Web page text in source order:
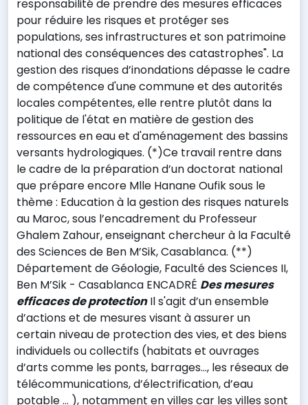
responsabilité de prendre des mesures efficaces
pour réduire les risques et protéger ses
populations, ses infrastructures et son patrimoine
national des conséquences des catastrophes". La
gestion des risques d’inondations dépasse le cadre
de compétence d'une commune et des autorités
locales compétentes, elle rentre plutôt dans la
politique de l'état en matière de gestion des
ressources en eau et d'aménagement des bassins
versants hydrologiques. (*)Ce travail rentre dans
le cadre de la préparation d’un doctorat national
que prépare encore Mlle Hanane Oufik sous le
thème : Education à la gestion des risques naturels
au Maroc, sous l’encadrement du Professeur
Ghalem Zahour, enseignant chercheur à la Faculté
des Sciences de Ben M’Sik, Casablanca. (**)
Département de Géologie, Faculté des Sciences II,
Ben M’Sik - Casablanca ENCADRÉ Des mesures
efficaces de protectionIl s'agit d’un ensemble
d’actions et de mesures visant à assurer un
certain niveau de protection des vies, et des biens
individuels ou collectifs (habitats et ouvrages
d’arts comme les ponts, barrages…, les réseaux de
télécommunications, d’électrification, d’eau
potable … ), notamment en villes car les villes sont